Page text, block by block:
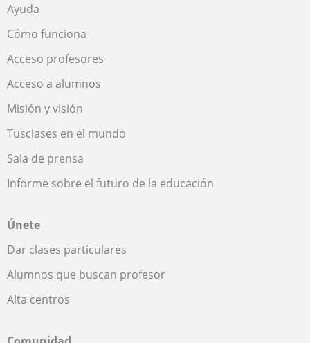
Ayuda
Cómo funciona
Acceso profesores
Acceso a alumnos
Misión y visión
Tusclases en el mundo
Sala de prensa
Informe sobre el futuro de la educación
Únete
Dar clases particulares
Alumnos que buscan profesor
Alta centros